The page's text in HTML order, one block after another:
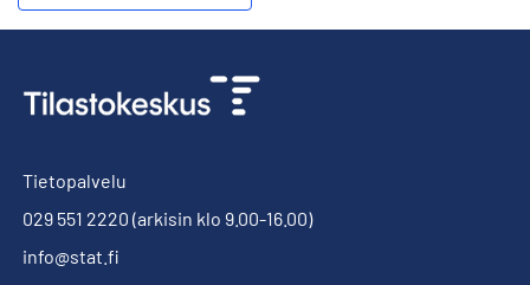
Tietopalvelu
029 551 2220 (arkisin klo 9.00-16.00)
info@stat.fi